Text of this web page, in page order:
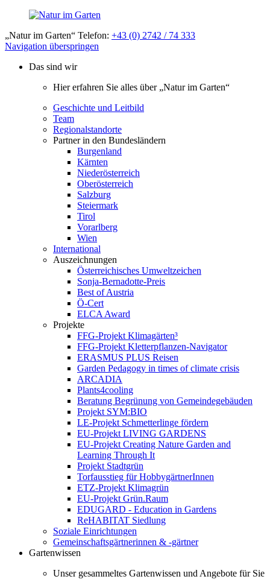
„Natur im Garten“ Telefon: +43 (0) 2742 / 74 333
Navigation überspringen
Das sind wir
Hier erfahren Sie alles über „Natur im Garten“
Geschichte und Leitbild
Team
Regionalstandorte
Partner in den Bundesländern
Burgenland
Kärnten
Niederösterreich
Oberösterreich
Salzburg
Steiermark
Tirol
Vorarlberg
Wien
International
Auszeichnungen
Österreichisches Umweltzeichen
Sonja-Bernadotte-Preis
Best of Austria
Ö-Cert
ELCA Award
Projekte
FFG-Projekt Klimagärten³
FFG-Projekt Kletterpflanzen-Navigator
ERASMUS PLUS Reisen
Garden Pedagogy in times of climate crisis
ARCADIA
Plants4cooling
Beratung Begrünung von Gemeindegebäuden
Projekt SYM:BIO
LE-Projekt Schmetterlinge fördern
EU-Projekt LIVING GARDENS
EU-Projekt Creating Nature Garden and
Learning Through It
Projekt Stadtgrün
Torfausstieg für HobbygärtnerInnen
ETZ-Projekt Klimagrün
EU-Projekt Grün.Raum
EDUGARD - Education in Gardens
ReHABITAT Siedlung
Soziale Einrichtungen
Gemeinschaftsgärtnerinnen & -gärtner
Gartenwissen
Unser gesammeltes Gartenwissen und Angebote für Sie